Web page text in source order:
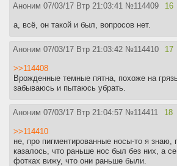
Аноним 07/03/17 Втр 21:03:41 №114409 16
а, всё, он такой и был, вопросов нет.
Аноним 07/03/17 Втр 21:03:42 №114410 17
>>114408
Врожденные темные пятна, похоже на
забываюсь и пытаюсь убрать.
Аноним 07/03/17 Втр 21:04:57 №114411 18
>>114410
не, про пигментированные носы-то я знаю,
казалось, что раньше нос был без них, а
фотках вижу, что они раньше были.